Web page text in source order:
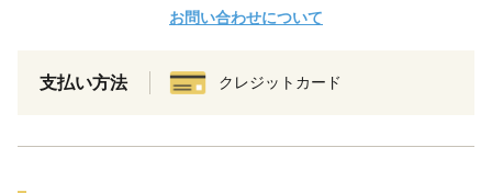
お問い合わせについて
支払い方法 クレジットカード